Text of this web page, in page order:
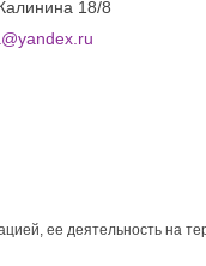
18/8
ее деятельность на